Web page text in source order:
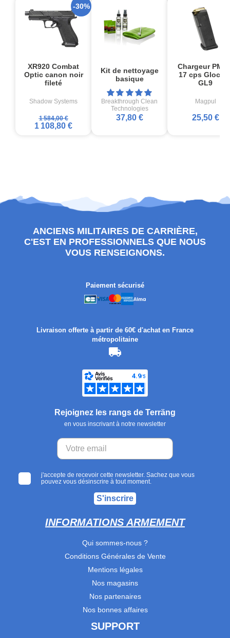
XR920 Combat
Optic canon noir
fileté
Shadow Systems
1 584,00 €
1 108,80 €
-30%
Kit de nettoyage
basique
Breakthrough Clean
Technologies
37,80 €
Chargeur
17 cps
GL9
Magpul
25,50 €
ANCIENS MILITAIRES DE CARRIÈRE,
C'EST EN PROFESSIONNELS QUE NOUS
VOUS RENSEIGNONS.
Paiement sécurisé
Livraison offerte à partir de 60€ d'achat en France
métropolitaine
Rejoignez les rangs de Terräng
en vous inscrivant à notre newsletter
j'accepte de recevoir cette newsletter. Sachez que vous
pouvez vous désinscrire à tout moment.
S'inscrire
INFORMATIONS ARMEMENT
Qui sommes-nous ?
Conditions Générales de Vente
Mentions légales
Nos magasins
Nos partenaires
Nos bonnes affaires
SUPPORT